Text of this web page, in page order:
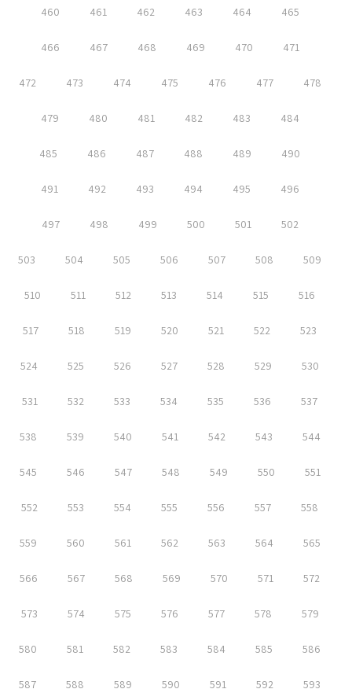
460 461 462 463 464 465
466 467 468 469 470 471
472 473 474 475 476 477 478
479 480 481 482 483 484
485 486 487 488 489 490
491 492 493 494 495 496
497 498 499 500 501 502
503 504 505 506 507 508 509
510 511 512 513 514 515 516
517 518 519 520 521 522 523
524 525 526 527 528 529 530
531 532 533 534 535 536 537
538 539 540 541 542 543 544
545 546 547 548 549 550 551
552 553 554 555 556 557 558
559 560 561 562 563 564 565
566 567 568 569 570 571 572
573 574 575 576 577 578 579
580 581 582 583 584 585 586
587 588 589 590 591 592 593